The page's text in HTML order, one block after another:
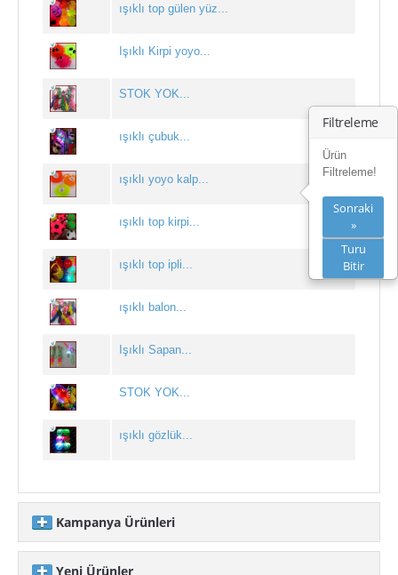
yılbaşı dekor süsleri
Yılbaşı Gözlükleri
yılbaşı ışığı
Yılbaşı Işıkları
yılbaşı kar tanesi
Yılbaşı Kostümleri
Yılbaşı Maskeleri
yılbaşı sulu kar küresi
Yılbaşı Taçları
yılbaşı topu
IŞIKLI ÜRÜNLER
ışıklı bağcık
ışıklı top gülen yüz...
Işıklı Kirpi yoyo...
STOK YOK...
ışıklı çubuk...
ışıklı yoyo kalp...
ışıklı top kirpi...
ışıklı top ipli...
ışıklı balon...
Işıklı Sapan...
STOK YOK...
ışıklı gözlük...
Kampanya Ürünleri
yılbaşı ışığı toptan...
Yeni Ürünler
Filtreleme
Ürün
Filtreleme!
Sonraki
»
Turu
Bitir